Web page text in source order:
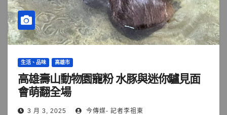
生活、品味 高雄市
高雄壽山動物園寵粉 水豚與迷你驢見面
會萌翻全場
3 月 3, 2025 今傳媒- 記者李祖東